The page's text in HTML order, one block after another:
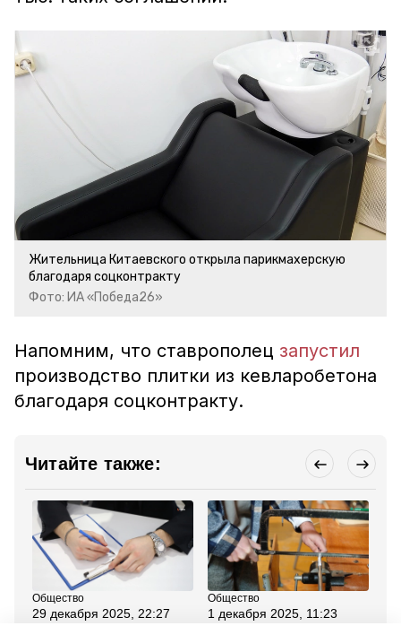
Жительница Китаевского открыла парикмахерскую
благодаря соцконтракту
Фото: ИА «Победа26»
Напомним, что ставрополец запустил
производство плитки из кевларобетона
благодаря соцконтракту.
Читайте также:
Общество
29 декабря 2025, 22:27
Общество
1 декабря 2025, 11:23